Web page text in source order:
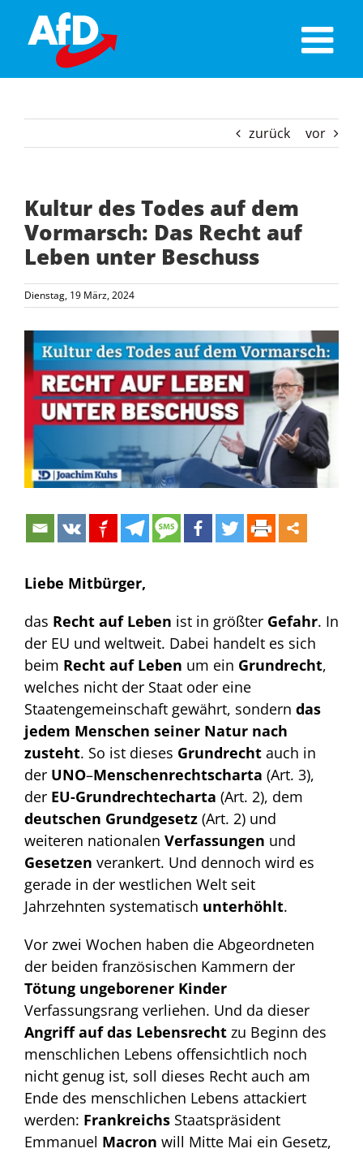
content
zurück vor
Kultur des Todes auf dem
Vormarsch: Das Recht auf
Leben unter Beschuss
Dienstag, 19 März, 2024
Zeige
grösseres
Bild
Liebe Mitbürger,
das Recht auf Leben ist in größter Gefahr. In
der EU und weltweit. Dabei handelt es sich
beim Recht auf Leben um ein Grundrecht,
welches nicht der Staat oder eine
Staatengemeinschaft gewährt, sondern das
jedem Menschen seiner Natur nach
zusteht. So ist dieses Grundrecht auch in
der UNO–Menschenrechtscharta (Art. 3),
der EU-Grundrechtecharta (Art. 2), dem
deutschen Grundgesetz (Art. 2) und
weiteren nationalen Verfassungen und
Gesetzen verankert. Und dennoch wird es
gerade in der westlichen Welt seit
Jahrzehnten systematisch unterhöhlt.
Vor zwei Wochen haben die Abgeordneten
der beiden französischen Kammern der
Tötung ungeborener Kinder
Verfassungsrang verliehen. Und da dieser
Angriff auf das Lebensrecht zu Beginn des
menschlichen Lebens offensichtlich noch
nicht genug ist, soll dieses Recht auch am
Ende des menschlichen Lebens attackiert
werden: Frankreichs Staatspräsident
Emmanuel Macron will Mitte Mai ein Gesetz,